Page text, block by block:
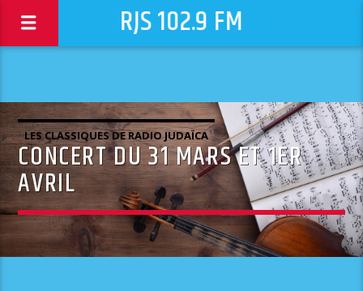
RJS 102.9 FM
LES CLASSIQUES DE RADIO JUDAÏCA
CONCERT DU 31 MARS ET 1ER
AVRIL